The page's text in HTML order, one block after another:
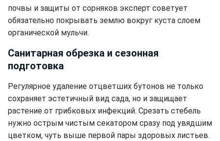
почвы и защиты от сорняков эксперт советует
обязательно покрывать землю вокруг куста слоем
органической мульчи.
Санитарная обрезка и сезонная
подготовка
Регулярное удаление отцветших бутонов не только
сохраняет эстетичный вид сада, но и защищает
растение от грибковых инфекций. Срезать стебель
нужно острым чистым секатором сразу под увядшим
цветком, чуть выше первой пары здоровых листьев.